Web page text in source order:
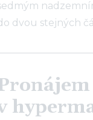
dvou stejných